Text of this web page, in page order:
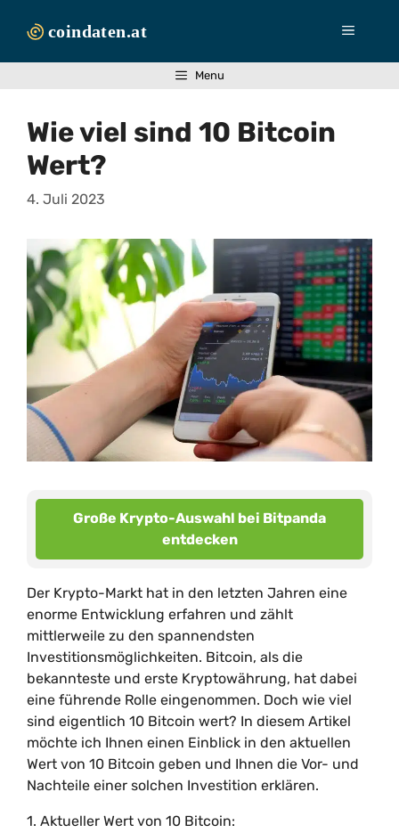
Inhalt
Menü
Menu
Wie viel sind 10 Bitcoin
Wert?
4. Juli 2023
Große Krypto-Auswahl bei Bitpanda
entdecken
Der Krypto-Markt hat in den letzten Jahren eine
enorme Entwicklung erfahren und zählt
mittlerweile zu den spannendsten
Investitionsmöglichkeiten. Bitcoin, als die
bekannteste und erste Kryptowährung, hat dabei
eine führende Rolle eingenommen. Doch wie viel
sind eigentlich 10 Bitcoin wert? In diesem Artikel
möchte ich Ihnen einen Einblick in den aktuellen
Wert von 10 Bitcoin geben und Ihnen die Vor- und
Nachteile einer solchen Investition erklären.
1. Aktueller Wert von 10 Bitcoin: